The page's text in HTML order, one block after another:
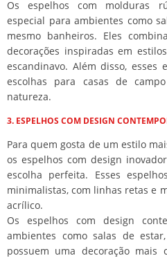
Os espelhos com molduras
especial para ambientes como
mesmo banheiros. Eles
decorações inspiradas em
escandinavo. Além disso, esses
escolhas para casas de
natureza.
3. ESPELHOS COM DESIGN
Para quem gosta de um estilo
os espelhos com design
escolha perfeita. Esses
minimalistas, com linhas retas e
acrílico.
Os espelhos com design
ambientes como salas de
possuem uma decoração mais